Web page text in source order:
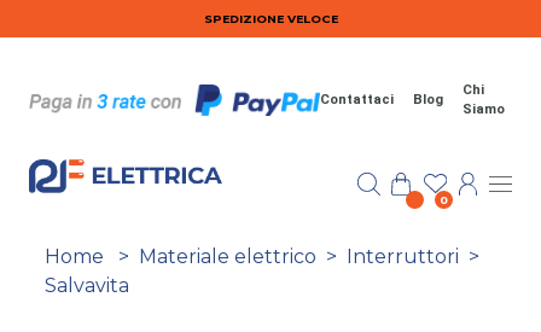
Salta al contenuto principaleSPEDIZIONE VELOCE
Contattaci Blog
Chi
Siamo
0
Home > Materiale elettrico > Interruttori >
Salvavita